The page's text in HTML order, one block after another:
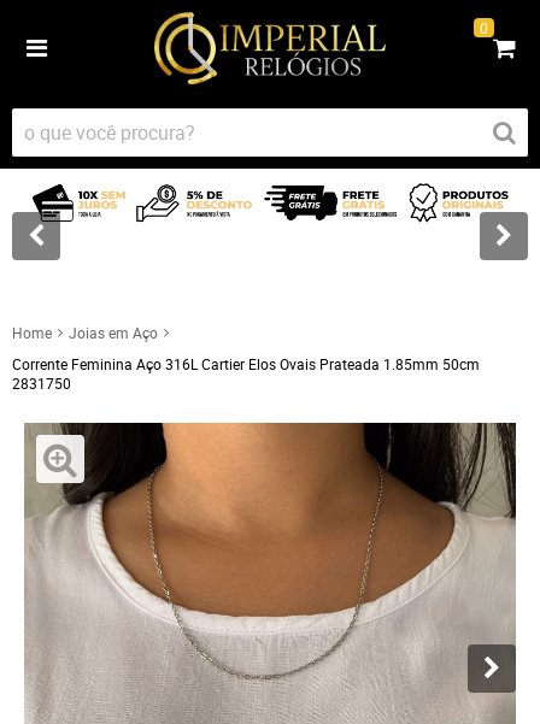
0
Home
Joias em Aço
Corrente Feminina Aço 316L Cartier Elos Ovais Prateada 1.85mm 50cm
2831750